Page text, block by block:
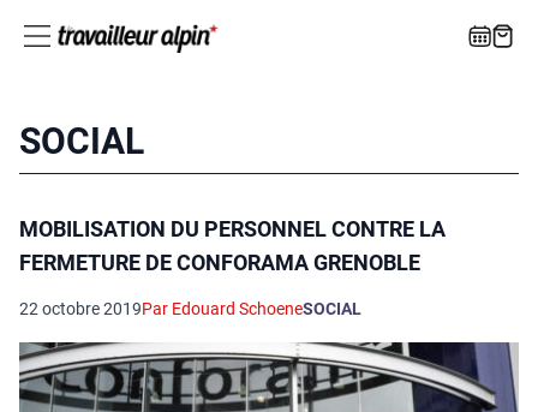
SOCIAL
MOBILISATION DU PERSONNEL CONTRE LA
FERMETURE DE CONFORAMA GRENOBLE
22 octobre 2019Par Edouard SchoeneSOCIAL